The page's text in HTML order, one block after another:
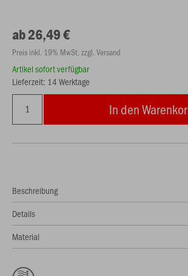
ab 26,49 €
Preis inkl. 19% MwSt. zzgl. Versand
Artikel sofort verfügbar
Lieferzeit: 14 Werktage
In den
Beschreibung
Details
Material